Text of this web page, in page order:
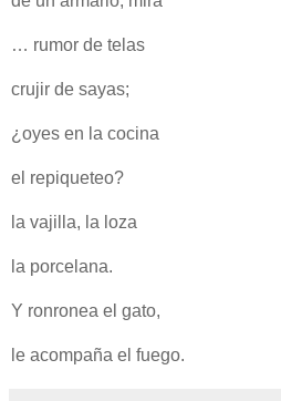
… rumor de telas
crujir de sayas;
¿oyes en la cocina
el repiqueteo?
la vajilla, la loza
la porcelana.
Y ronronea el gato,
le acompaña el fuego.